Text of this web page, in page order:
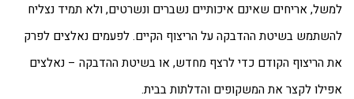
אריחים שאינם איכותיים נשברים ונשרטים, ולא תמיד נצליח
בשיטת ההדבקה על הריצוף הקיים. לפעמים נאלצים לפרק
הריצוף הקודם כדי לרצף מחדש, או בשיטת ההדבקה – נאלצים
לקצר את המשקופים והדלתות בבית.